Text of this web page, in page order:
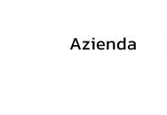
Azienda